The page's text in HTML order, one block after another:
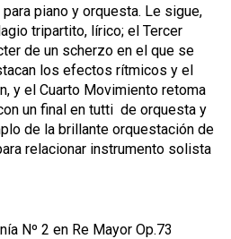
piano y orquesta. Le sigue,
tripartito, lírico; el Tercer
de un scherzo en el que se
los efectos rítmicos y el
y el Cuarto Movimiento retoma
un final en tutti de orquesta y
de la brillante orquestación de
relacionar instrumento solista
Nº 2 en Re Mayor Op.73